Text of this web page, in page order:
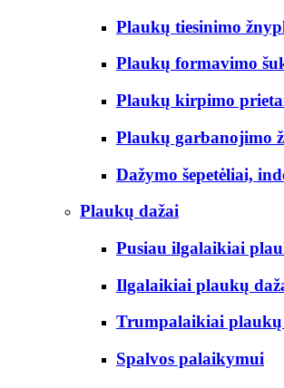
Plaukų tiesinimo
Plaukų formavimo
Plaukų kirpimo
Plaukų garbanojimo
Dažymo šepetėliai,
Plaukų dažai
Pusiau ilgalaikiai
Ilgalaikiai plaukų
Trumpalaikiai plaukų
Spalvos palaikymui